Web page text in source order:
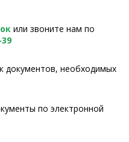
или звоните нам по
документов, необходимых
по электронной